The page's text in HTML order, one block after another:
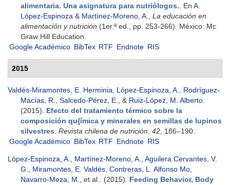
alimentaria. Una asignatura para nutriólogos. . En A.
López-Espinoza & Martínez-Moreno, A.
La educación en
alimentación y nutrición (1er.ª ed., pp. 253-266). México: Mc
Graw Hill Education.
Google Académico BibTex RTF Endnote RIS
2015
Valdés-Miramontes, E. Herminia López-Espinoza, A.
Rodríguez-
Macías, R.
Salcedo-Pérez, E. , & Ruiz-López, M. Alberto
(2015). Efecto del tratamiento térmico sobre la
composición qu{ímica y minerales en semillas de lupinos
silvestres Revista chilena de nutrición 42 , 186–190.
Google Académico BibTex RTF Endnote RIS
López-Espinoza, A. Martínez-Moreno, A.
Aguilera Cervantes, V.
G.
Miramontes, E. Valdés Contreras, L. Alfonso Mo
Navarro-Meza, M.
, et al. . (2015). Feeding Behavior, Body